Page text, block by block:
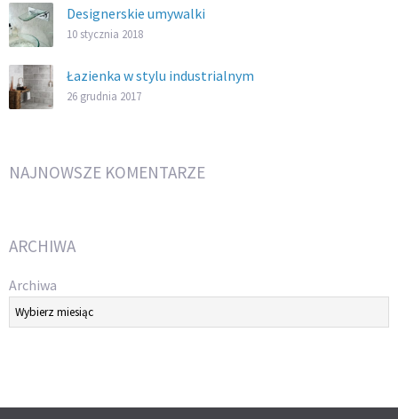
Designerskie umywalki
10 stycznia 2018
Łazienka w stylu industrialnym
26 grudnia 2017
NAJNOWSZE KOMENTARZE
ARCHIWA
Archiwa